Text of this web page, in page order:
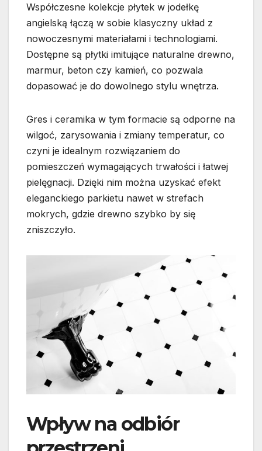
Współczesne kolekcje płytek w jodełkę
angielską łączą w sobie klasyczny układ z
nowoczesnymi materiałami i technologiami.
Dostępne są płytki imitujące naturalne drewno,
marmur, beton czy kamień, co pozwala
dopasować je do dowolnego stylu wnętrza.
Gres i ceramika w tym formacie są odporne na
wilgoć, zarysowania i zmiany temperatur, co
czyni je idealnym rozwiązaniem do
pomieszczeń wymagających trwałości i łatwej
pielęgnacji. Dzięki nim można uzyskać efekt
eleganckiego parkietu nawet w strefach
mokrych, gdzie drewno szybko by się
zniszczyło.
Wpływ na odbiór